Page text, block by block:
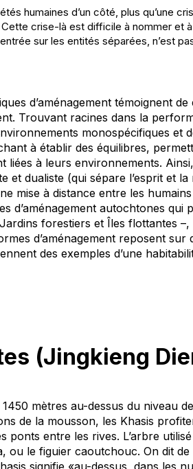
humaines d’un côté, plus qu’une
Cette crise-là est difficile à nommer et
sur les entités séparées, n’est
d’aménagement témoignent
nt. Trouvant racines dans la
monospécifiques et
à établir des équilibres,
liées à leurs environnements.
et dualiste (qui sépare l’esprit et la
mise à distance entre les
d’aménagement autochtones qui
Jardins forestiers et Îles flottantes –,
d’aménagement reposent sur
des exemples d’une
(Jingkieng
mètres au-dessus du niveau
de la mousson, les Khasis
ponts entre les rives. L’arbre
, ou le figuier caoutchouc. On dit de
signifie «au-dessus, dans les